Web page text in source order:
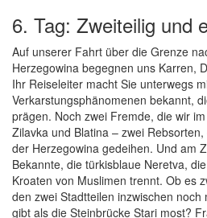
6. Tag: Zweiteilig und
Auf unserer Fahrt über die Grenze
Herzegowina begegnen uns Karren,
Ihr Reiseleiter macht Sie unterwegs
Verkarstungsphänomenen bekannt,
prägen. Noch zwei Fremde, die wir
Zilavka und Blatina – zwei
der Herzegowina gedeihen. Und am
Bekannte, die türkisblaue Neretva,
Kroaten von Muslimen trennt. Ob es
den zwei Stadtteilen inzwischen
gibt als die Steinbrücke Stari most?